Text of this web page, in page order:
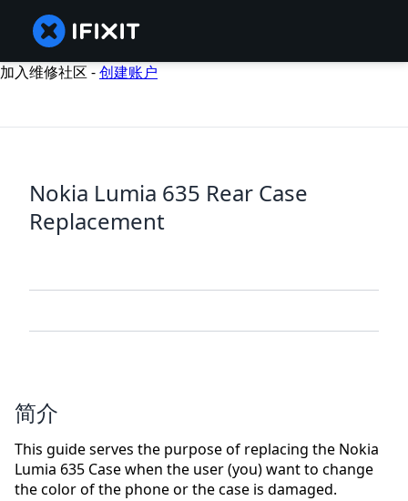
加入维修社区 -创建账户
Nokia Lumia 635 Rear Case
Replacement
简介
This guide serves the purpose of replacing the Nokia
Lumia 635 Case when the user (you) want to change
the color of the phone or the case is damaged.